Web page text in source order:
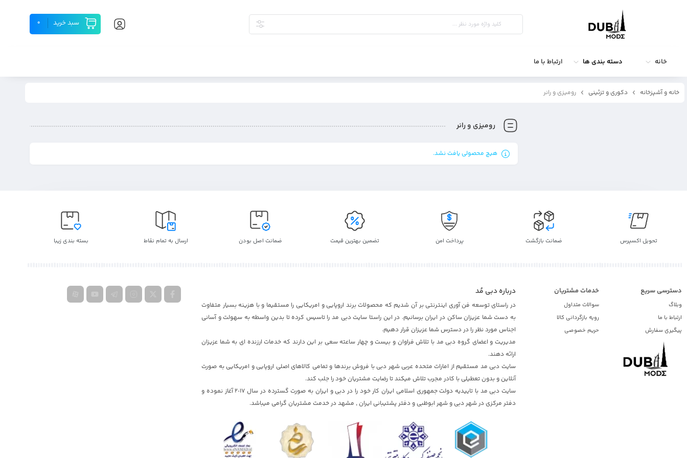
سبد خرید 0
خانه دسته بندی ها ارتباط با ما
خانه و آشپزخانه دکوری و تزئینی رومیزی و رانر
رومیزی و رانر
هیچ محصولی یافت نشد.
تحویل اکسپرس ضمانت بازگشت پرداخت امن تضمین بهترین قیمت ضمانت اصل بودن ارسال به تمام نقاط بسته بندی زیبا
دسترسی سریع
وبلاگ
ارتباط با ما
پیگیری سفارش
خدمات مشتریان
سوالات متداول
رویه بازگردانی کالا
حریم خصوصی
درباره دبی مُد
در راستای توسعه فن آوری اینترنتی بر آن شدیم که محصولات برند اروپایی و امریکایی را مستقیما و با هزینه بسیار متفاوت
به دست شما عزیزان ساکن در ایران برسانیم. در این راستا سایت دبی مد را تاسیس کرده تا بدین واسطه به سهولت و آسانی
اجناس مورد نظر را در دسترس شما عزیزان قرار دهیم.
مدیریت و اعضای گروه دبی مد با تلاش فراوان و بیست و چهار ساعته سعی بر این دارند که خدمات ارزنده ای به شما عزیزان
ارائه دهند.
سایت دبی مد مستقیم از امارات متحده عربی شهر دبی با فروش برندها و تمامی کالاهای اصلی اروپایی و امریکایی به صورت
آنلاین و بدون تعطیلی با کادر مجرب تلاش میکند تا رضایت مشتریان خود را جلب کند.
سایت دبی مد با تاییدیه دولت جمهوری اسلامی ایران کار خود را در دبی و ایران به صورت گسترده در سال ٢٠١۷ آغاز نموده و
دفتر مرکزی در شهر دبی و شهر ابوظبی و دفتر پشتیبانی ایران , مشهد در خدمت مشتریان گرامی میباشد.